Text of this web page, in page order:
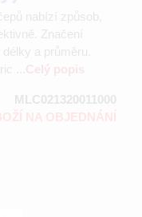
nabízí způsob,
Značení
a průměru.
...
MLC021320011000
NA OBJEDNÁNÍ